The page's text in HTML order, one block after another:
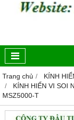
Trang chủ
KÍNH
KÍNH HIỂN VI SOI
MSZ5000-T